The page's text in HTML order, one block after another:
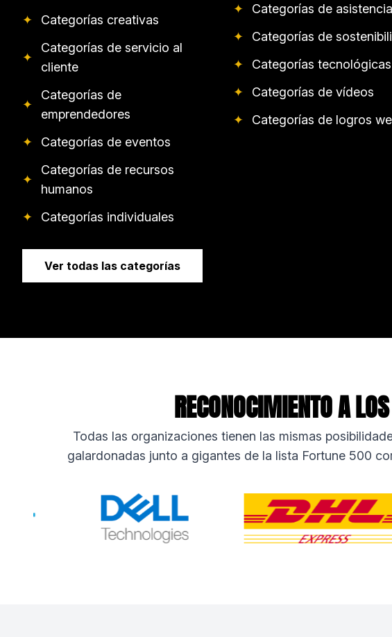
✦
Categorías creativas
✦
Categorías de servicio al
cliente
✦
Categorías de
emprendedores
✦
Categorías de eventos
✦
Categorías de recursos
humanos
✦
Categorías individuales
✦
Categorías de asistencia
✦
Categorías de
✦
Categorías tecnológicas
✦
Categorías de vídeos
✦
Categorías de logros
Ver todas las categorías
RECONOCIMIENTO A
Todas las organizaciones tienen las mismas
galardonadas junto a gigantes de la lista Fortune 500